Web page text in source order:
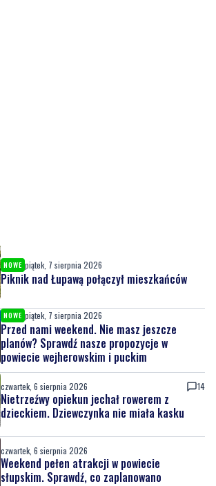
NOWE piątek, 7 sierpnia 2026
Piknik nad Łupawą połączył mieszkańców
NOWE piątek, 7 sierpnia 2026
Przed nami weekend. Nie masz jeszcze
planów? Sprawdź nasze propozycje w
powiecie wejherowskim i puckim
czwartek, 6 sierpnia 2026 14
Nietrzeźwy opiekun jechał rowerem z
dzieckiem. Dziewczynka nie miała kasku
czwartek, 6 sierpnia 2026
Weekend pełen atrakcji w powiecie
słupskim. Sprawdź, co zaplanowano